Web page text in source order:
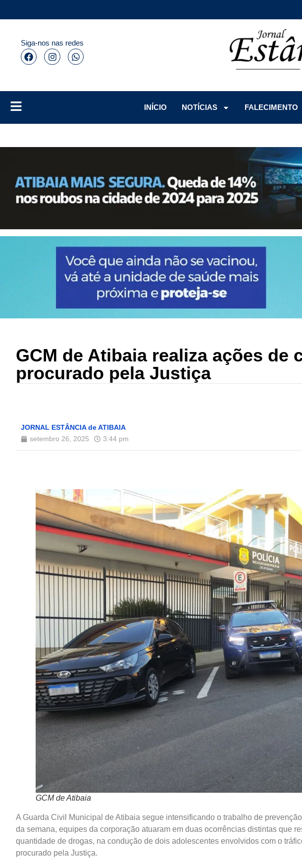
Siga-nos nas redes
INÍCIO
NOTÍCIAS FALECIMENTO
GCM de Atibaia realiza ações
procurado pela Justiça
JORNAL ESTÂNCIA de ATIBAIA
setembro 26, 2025
3:44 pm
GCM de Atibaia
A Guarda Civil Municipal de Atibaia segue intensificando o trabalho de
da semana, equipes da corporação atuaram em duas ocorrências distintas que
quantidade de drogas, na condução de dois adolescentes envolvidos com o
procurado pela Justiça.